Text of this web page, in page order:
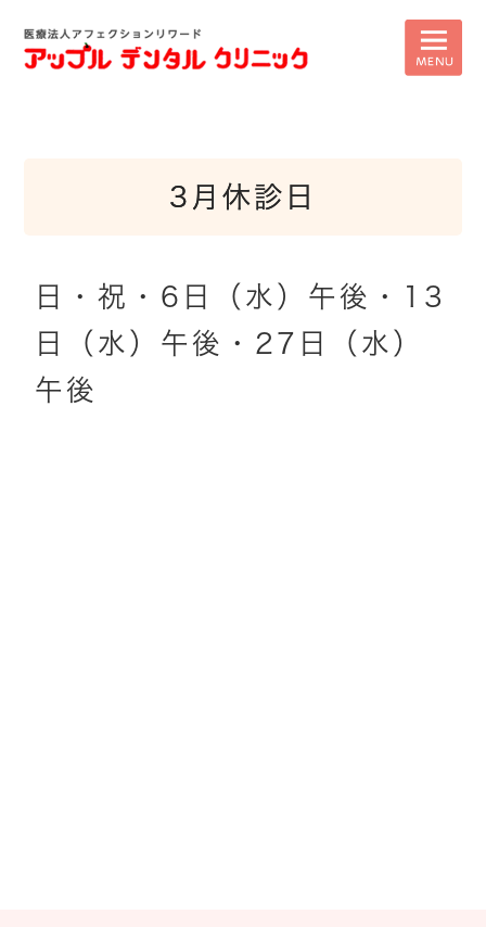
3月休診日
日・祝・6日（水）午後・13
日（水）午後・27日（水）
午後